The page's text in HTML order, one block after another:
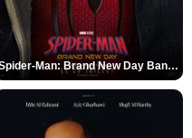
Spider-Man: Brand New Day Bande-annonce VO STFR